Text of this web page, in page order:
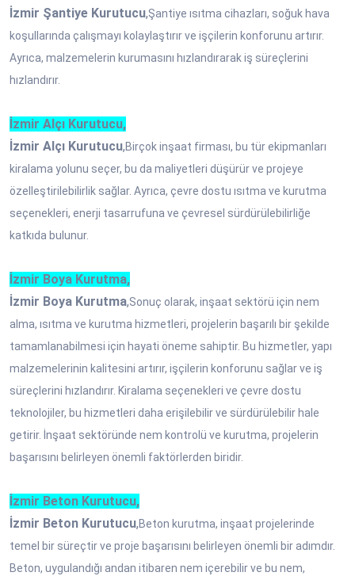
İzmir Şantiye Kurutucu,Şantiye ısıtma cihazları, soğuk hava
koşullarında çalışmayı kolaylaştırır ve işçilerin konforunu artırır.
Ayrıca, malzemelerin kurumasını hızlandırarak iş süreçlerini
hızlandırır.
İzmir Alçı Kurutucu,
İzmir Alçı Kurutucu,Birçok inşaat firması, bu tür ekipmanları
kiralama yolunu seçer, bu da maliyetleri düşürür ve projeye
özelleştirilebilirlik sağlar. Ayrıca, çevre dostu ısıtma ve kurutma
seçenekleri, enerji tasarrufuna ve çevresel sürdürülebilirliğe
katkıda bulunur.
İzmir Boya Kurutma,
İzmir Boya Kurutma,Sonuç olarak, inşaat sektörü için nem
alma, ısıtma ve kurutma hizmetleri, projelerin başarılı bir şekilde
tamamlanabilmesi için hayati öneme sahiptir. Bu hizmetler, yapı
malzemelerinin kalitesini artırır, işçilerin konforunu sağlar ve iş
süreçlerini hızlandırır. Kiralama seçenekleri ve çevre dostu
teknolojiler, bu hizmetleri daha erişilebilir ve sürdürülebilir hale
getirir. İnşaat sektöründe nem kontrolü ve kurutma, projelerin
başarısını belirleyen önemli faktörlerden biridir.
İzmir Beton Kurutucu,
İzmir Beton Kurutucu,Beton kurutma, inşaat projelerinde
temel bir süreçtir ve proje başarısını belirleyen önemli bir adımdır.
Beton, uygulandığı andan itibaren nem içerebilir ve bu nem,